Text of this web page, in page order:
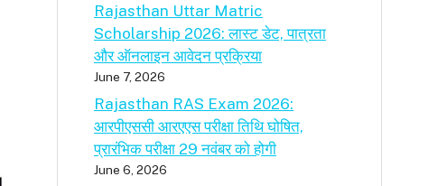
Rajasthan Uttar Matric
Scholarship 2026: लास्ट डेट, पात्रता
और ऑनलाइन आवेदन प्रक्रिया
June 7, 2026
Rajasthan RAS Exam 2026:
आरपीएससी आरएएस परीक्षा तिथि घोषित,
प्रारंभिक परीक्षा 29 नवंबर को होगी
June 6, 2026